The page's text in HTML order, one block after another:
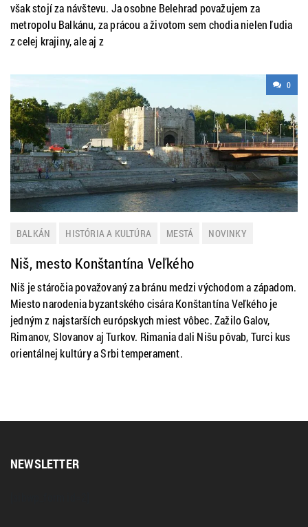
však stojí za návštevu. Ja osobne Belehrad považujem za
metropolu Balkánu, za prácou a životom sem chodia nielen ľudia
z celej krajiny, ale aj z
0
BALKÁN HISTÓRIA A KULTÚRA MESTÁ
NOVINKY
SRBSKO
TIP NA VÝLET
Niš, mesto Konštantína Veľkého
Niš je stáročia považovaný za bránu medzi východom a západom.
Miesto narodenia byzantského cisára Konštantína Veľkého je
jedným z najstarších európskych miest vôbec. Zažilo Galov,
Rimanov, Slovanov aj Turkov. Rimania dali Nišu pôvab, Turci kus
orientálnej kultúry a Srbi temperament.
NEWSLETTER